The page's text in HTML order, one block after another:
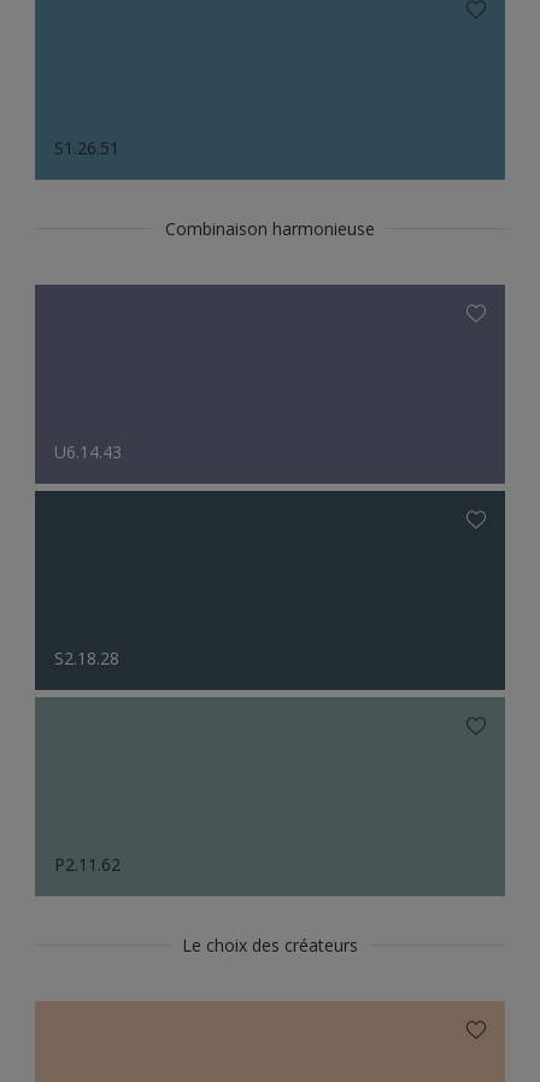
S1.26.51
Combinaison harmonieuse
U6.14.43
S2.18.28
P2.11.62
Le choix des créateurs